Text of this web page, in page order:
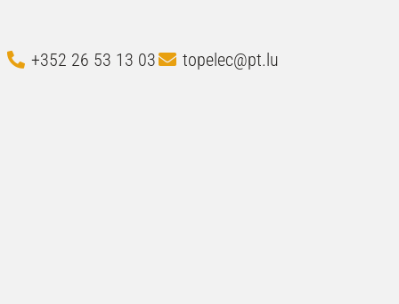
+352 26 53 13 03 topelec@pt.lu